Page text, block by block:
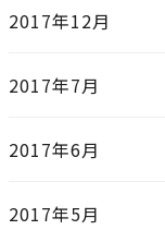
2017年12月
2017年7月
2017年6月
2017年5月